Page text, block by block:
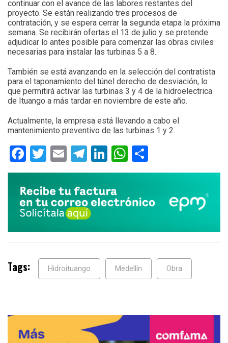
continuar con el avance de las labores restantes del
proyecto. Se están realizando tres procesos de
contratación, y se espera cerrar la segunda etapa la próxima
semana. Se recibirán ofertas el 13 de julio y se pretende
adjudicar lo antes posible para comenzar las obras civiles
necesarias para instalar las turbinas 5 a 8.
También se está avanzando en la selección del contratista
para el taponamiento del túnel derecho de desviación, lo
que permitirá activar las turbinas 3 y 4 de la hidroelectrica
de Ituango a más tardar en noviembre de este año.
Actualmente, la empresa está llevando a cabo el
mantenimiento preventivo de las turbinas 1 y 2.
Facebook
Twitter
EmailTelegram
LinkedIn
WhatsApp
Tags: Hidroituango Medellín Obra